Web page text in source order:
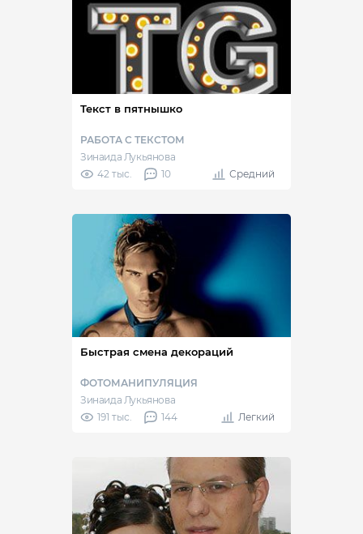
Текст в пятнышко
РАБОТА С ТЕКСТОМ
Зинаида Лукьянова
42 тыс.
10 Средний
Быстрая смена декораций
ФОТОМАНИПУЛЯЦИЯ
Зинаида Лукьянова
191 тыс.
144 Легкий